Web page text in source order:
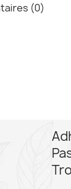
(0)